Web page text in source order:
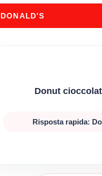
Donut
Risposta rapida: